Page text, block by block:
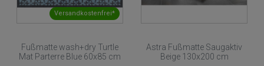
Versandkostenfrei*
Fußmatte wash+dry Turtle
Mat Parterre Blue 60x85 cm
Astra Fußmatte Saugaktiv
Beige 130x200 cm